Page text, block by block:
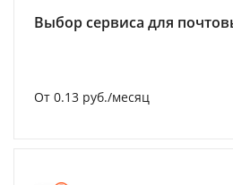
Выбор сервиса для
От 0.13 руб./месяц